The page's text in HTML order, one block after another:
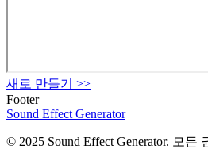
새로 만들기
>>
Footer
Sound Effect Generator
© 2025 Sound Effect Generator. 모든